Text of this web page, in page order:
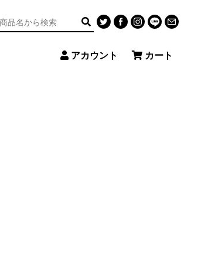
アカウント カート